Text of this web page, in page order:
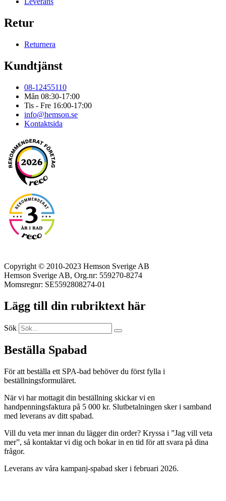
Retur
Returnera
Kundtjänst
08-12455110
Mån 08:30-17:00
Tis - Fre 16:00-17:00
info@hemson.se
Kontaktsida
Copyright © 2010-2023 Hemson Sverige AB
Hemson Sverige AB, Org.nr: 559270-8274
Momsregnr: SE5592808274-01
Lägg till din rubriktext här
Sök
Beställa Spabad
För att beställa ett SPA-bad behöver du först fylla i
beställningsformuläret.
När vi har mottagit din beställning skickar vi en
handpenningsfaktura på 5 000 kr. Slutbetalningen sker i samband
med leverans av ditt spabad.
Vill du veta mer innan du lägger din order? Kryssa i ”Jag vill veta
mer”, så kontaktar vi dig och bokar in en tid för att svara på dina
frågor.
Leverans av våra kampanj-spabad sker i februari 2026.